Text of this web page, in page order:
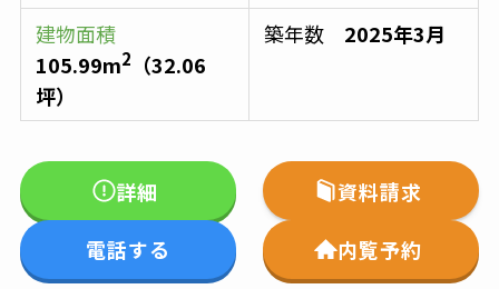
建物面積
105.99m2 （32.06
坪）
築年数 2025年3月
詳細 資料請求
電話する 内覧予約